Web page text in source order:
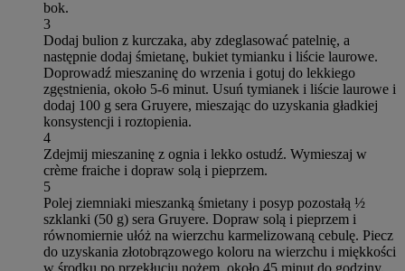
bok.
3
Dodaj bulion z kurczaka, aby zdeglasować patelnię, a
następnie dodaj śmietanę, bukiet tymianku i liście laurowe.
Doprowadź mieszaninę do wrzenia i gotuj do lekkiego
zgęstnienia, około 5-6 minut. Usuń tymianek i liście laurowe i
dodaj 100 g sera Gruyere, mieszając do uzyskania gładkiej
konsystencji i roztopienia.
4
Zdejmij mieszaninę z ognia i lekko ostudź. Wymieszaj w
crème fraiche i dopraw solą i pieprzem.
5
Polej ziemniaki mieszanką śmietany i posyp pozostałą ½
szklanki (50 g) sera Gruyere. Dopraw solą i pieprzem i
równomiernie ułóż na wierzchu karmelizowaną cebulę. Piecz
do uzyskania złotobrązowego koloru na wierzchu i miękkości
w środku po przekłuciu nożem, około 45 minut do godziny.